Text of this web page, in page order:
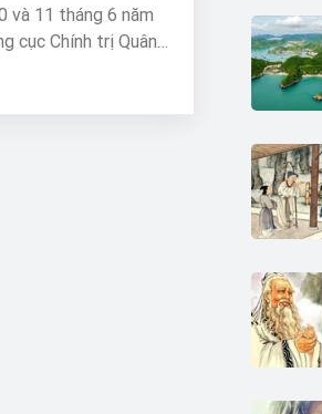
và 11 tháng 6 năm
cục Chính trị Quân
hội tập trung đánh